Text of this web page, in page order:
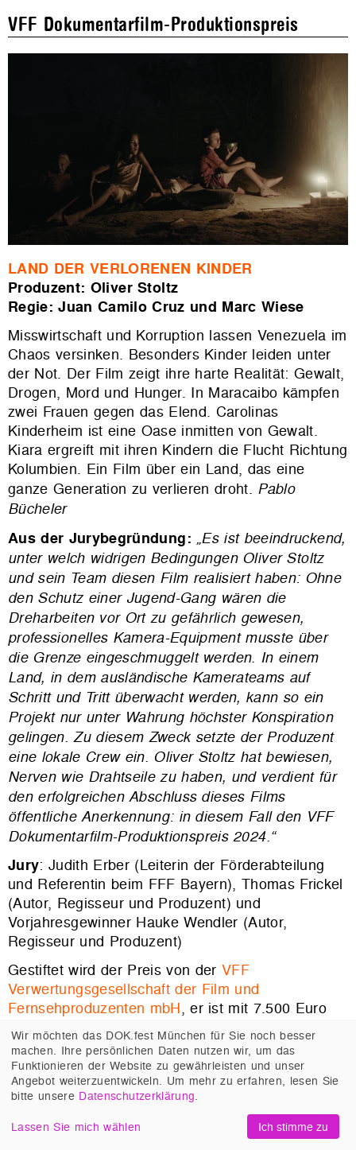
VFF Dokumentarfilm-Produktionspreis
LAND DER VERLORENEN KINDER
Produzent: Oliver Stoltz
Regie: Juan Camilo Cruz und Marc Wiese
Misswirtschaft und Korruption lassen Venezuela im
Chaos versinken. Besonders Kinder leiden unter
der Not. Der Film zeigt ihre harte Realität: Gewalt,
Drogen, Mord und Hunger. In Maracaibo kämpfen
zwei Frauen gegen das Elend. Carolinas
Kinderheim ist eine Oase inmitten von Gewalt.
Kiara ergreift mit ihren Kindern die Flucht Richtung
Kolumbien. Ein Film über ein Land, das eine
ganze Generation zu verlieren droht. Pablo
Bücheler
Aus der Jurybegründung: „Es ist beeindruckend,
unter welch widrigen Bedingungen Oliver Stoltz
und sein Team diesen Film realisiert haben: Ohne
den Schutz einer Jugend-Gang wären die
Dreharbeiten vor Ort zu gefährlich gewesen,
professionelles Kamera-Equipment musste über
die Grenze eingeschmuggelt werden. In einem
Land, in dem ausländische Kamerateams auf
Schritt und Tritt überwacht werden, kann so ein
Projekt nur unter Wahrung höchster Konspiration
gelingen. Zu diesem Zweck setzte der Produzent
eine lokale Crew ein. Oliver Stoltz hat bewiesen,
Nerven wie Drahtseile zu haben, und verdient für
den erfolgreichen Abschluss dieses Films
öffentliche Anerkennung: in diesem Fall den VFF
Dokumentarfilm-Produktionspreis 2024.“
Jury: Judith Erber (Leiterin der Förderabteilung
und Referentin beim FFF Bayern), Thomas Frickel
(Autor, Regisseur und Produzent) und
Vorjahresgewinner Hauke Wendler (Autor,
Regisseur und Produzent)
Gestiftet wird der Preis von der VFF
Verwertungsgesellschaft der Film und
Fernsehproduzenten mbH, er ist mit 7.500 Euro
dotiert und einmalig in Deutschland. 2024 wird der
Preis beim DOK.fest München zum siebten Mal
verliehen.
Die Nominierten 2024
Wir möchten das DOK.fest München für Sie noch besser
machen. Ihre persönlichen Daten nutzen wir, um das
Funktionieren der Website zu gewährleisten und unser
Angebot weiterzuentwickeln. Um mehr zu erfahren, lesen Sie
bitte unsere Datenschutzerklärung.
Lassen Sie mich wählen Ich stimme zu